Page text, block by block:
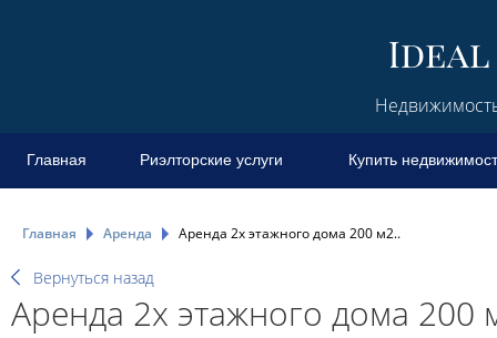
Главная Риэлторские услуги Купить
Главная Аренда Аренда 2х этажного дома 200 м2..
Вернуться назад
Аренда 2х этажного дома 200